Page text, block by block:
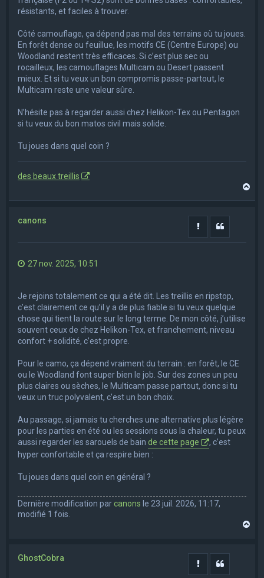
résistants, et faciles à trouver.
Côté camouflage, ça dépend pas mal des terrains où tu joues.
En forêt dense ou feuillue, les motifs CE (Centre Europe) ou
Woodland restent très efficaces. Si c’est plus sec ou
rocailleux, les camouflages Multicam ou Desert passent
mieux. Et si tu veux un bon compromis passe-partout, le
Multicam reste une valeur sûre.
N’hésite pas à regarder aussi chez Helikon-Tex ou Pentagon
si tu veux du bon matos civil mais solide.
Tu joues dans quel coin ?
des beaux treillis
canons
Rapporter le
27 nov. 2025, 10:51
Je rejoins totalement ce qui a été dit. Les treillis en ripstop,
c’est clairement ce qu’il y a de plus fiable si tu veux quelque
chose qui tient la route sur le long terme. De mon côté, j’utilise
souvent ceux de chez Helikon-Tex, et franchement, niveau
confort + solidité, c’est propre.
Pour le camo, ça dépend vraiment du terrain : en forêt, le CE
ou le Woodland font super bien le job. Sur des zones un peu
plus claires ou sèches, le Multicam passe partout, donc si tu
veux un truc polyvalent, c’est un bon choix.
Au passage, si jamais tu cherches une alternative plus légère
pour les parties en été ou les sessions sous la chaleur, tu peux
aussi regarder les sarouels de bain de cette page
, c’est
hyper confortable et ça respire bien :
Tu joues dans quel coin en général ?
Dernière modification parcanons le 23 juil. 2026, 11:17,
modifié 1 fois.
GhostCobra
Rapporter le